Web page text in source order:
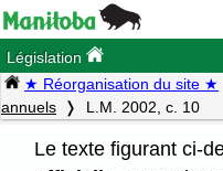
Législation
★ Réorganisation du site ★
annuels
L.M. 2002, c. 10
Le texte figurant ci-